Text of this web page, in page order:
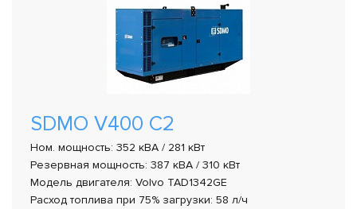
SDMO V400 C2
Ном. мощность: 352 кВА / 281 кВт
Резервная мощность: 387 кВА / 310 кВт
Модель двигателя: Volvo TAD1342GE
Расход топлива при 75% загрузки: 58 л/ч